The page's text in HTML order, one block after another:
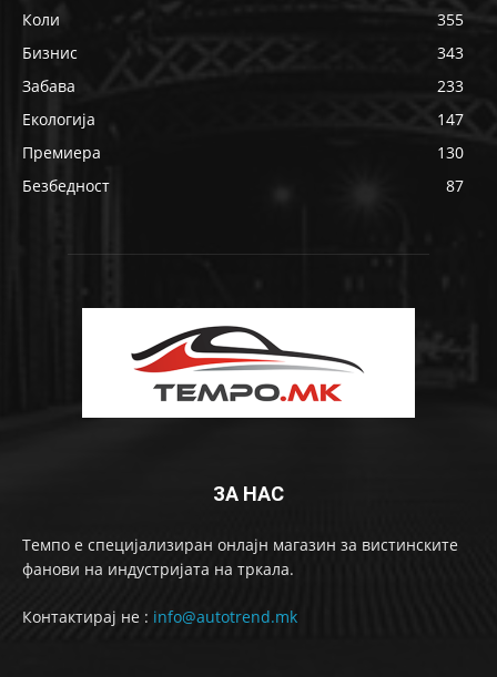
Коли
355
Бизнис
343
Забава
233
Екологија
147
Премиера
130
Безбедност
87
ЗА НАС
Темпо е специјализиран онлајн магазин за вистинските
фанови на индустријата на тркала.
Контактирај не : info@autotrend.mk